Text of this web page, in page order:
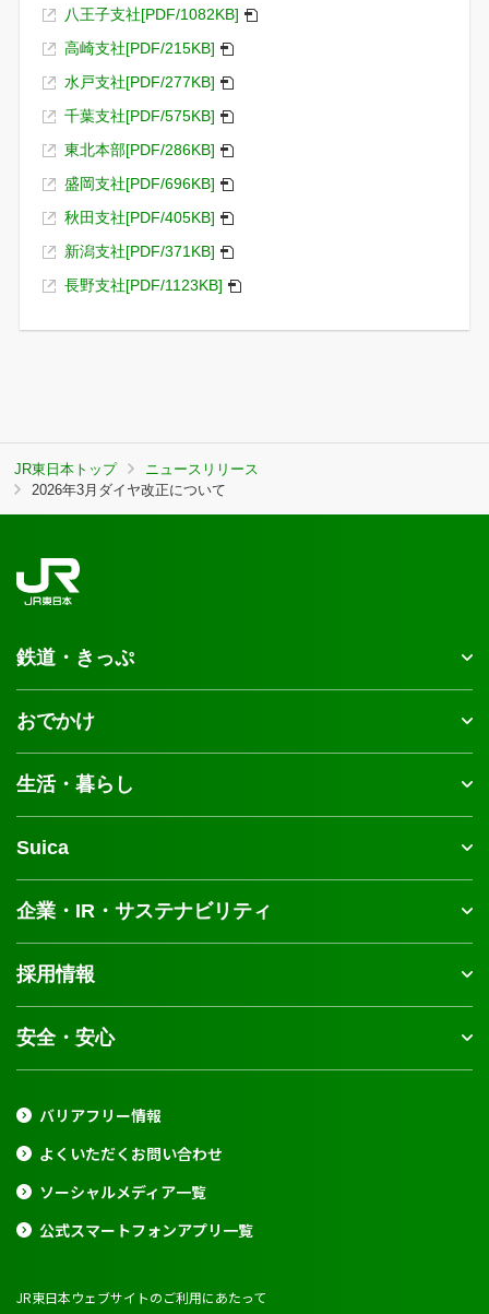
八王子支社[PDF/1082KB]
高崎支社[PDF/215KB]
水戸支社[PDF/277KB]
千葉支社[PDF/575KB]
東北本部[PDF/286KB]
盛岡支社[PDF/696KB]
秋田支社[PDF/405KB]
新潟支社[PDF/371KB]
長野支社[PDF/1123KB]
JR東日本トップ
ニュースリリース
2026年3月ダイヤ改正について
鉄道・きっぷ
おでかけ
生活・暮らし
Suica
企業・IR・サステナビリティ
採用情報
安全・安心
バリアフリー情報
よくいただくお問い合わせ
ソーシャルメディア一覧
公式スマートフォンアプリ一覧
JR東日本ウェブサイトのご利用にあたって